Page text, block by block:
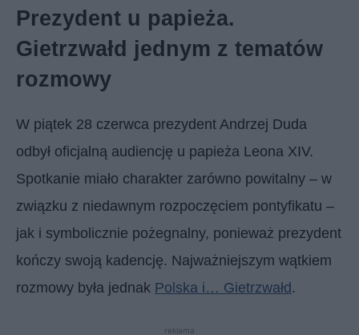
Prezydent u papieża.
Gietrzwałd jednym z tematów
rozmowy
W piątek 28 czerwca prezydent Andrzej Duda
odbył oficjalną audiencję u papieża Leona XIV.
Spotkanie miało charakter zarówno powitalny – w
związku z niedawnym rozpoczęciem pontyfikatu –
jak i symbolicznie pożegnalny, ponieważ prezydent
kończy swoją kadencję. Najważniejszym wątkiem
rozmowy była jednak Polska i… Gietrzwałd.
reklama